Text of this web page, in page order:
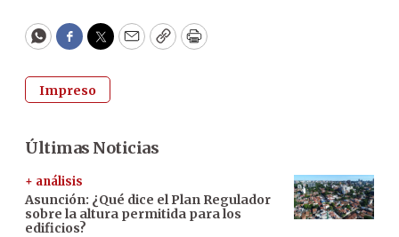
WhatsApp
Facebook
Twitter
EmailCopyPrint
Impreso
Últimas Noticias
+ análisis
Asunción: ¿Qué dice el Plan Regulador
sobre la altura permitida para los
edificios?